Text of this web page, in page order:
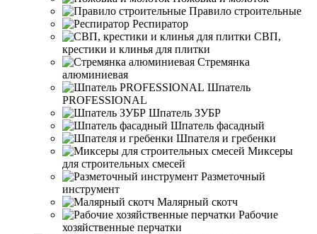
Правило строительные
Респиратор
СВП,
крестики и клинья для плитки
Стремянка
алюминиевая
Шпатель
PROFESSIONAL
Шпатель ЗУБР
Шпатель фасадный
Шпателя и гребенки
Миксеры
для строительных смесей
Разметочный
инструмент
Малярный скотч
Рабочие
хозяйственные перчатки